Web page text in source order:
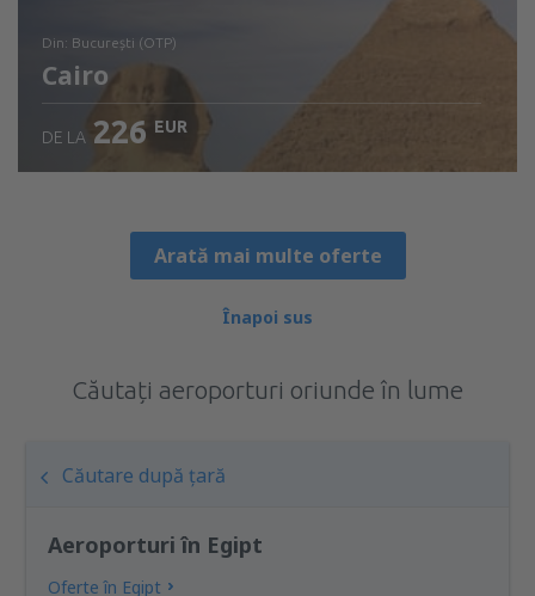
din: București (OTP)
Cairo
DE LA 226 EUR
Arată mai multe oferte
Înapoi sus
Căutați aeroporturi oriunde în lume
Căutare după țară
Aeroporturi în Egipt
Oferte în Egipt